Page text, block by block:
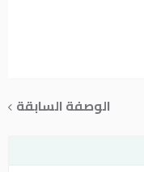
الوصفة السابقة